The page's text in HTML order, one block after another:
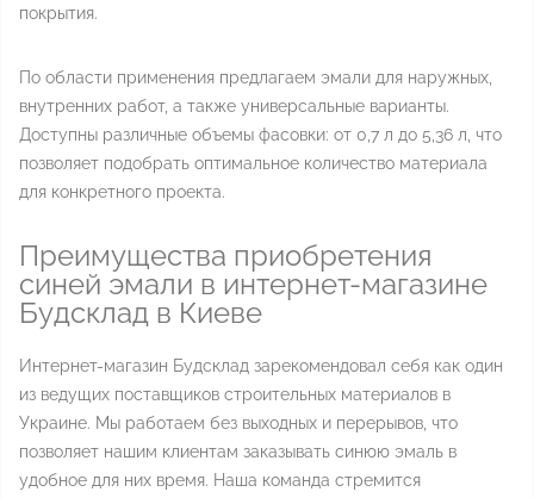
покрытия.
По области применения предлагаем эмали для наружных,
внутренних работ, а также универсальные варианты.
Доступны различные объемы фасовки: от 0,7 л до 5,36 л, что
позволяет подобрать оптимальное количество материала
для конкретного проекта.
Преимущества приобретения
синей эмали в интернет-магазине
Будсклад в Киеве
Интернет-магазин Будсклад зарекомендовал себя как один
из ведущих поставщиков строительных материалов в
Украине. Мы работаем без выходных и перерывов, что
позволяет нашим клиентам заказывать синюю эмаль в
удобное для них время. Наша команда стремится